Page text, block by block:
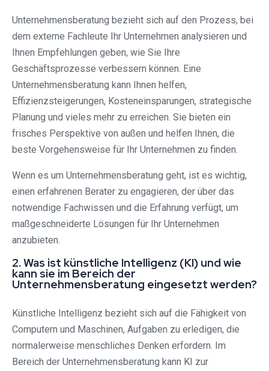
Unternehmensberatung bezieht sich auf den Prozess, bei
dem externe Fachleute Ihr Unternehmen analysieren und
Ihnen Empfehlungen geben, wie Sie Ihre
Geschäftsprozesse verbessern können. Eine
Unternehmensberatung kann Ihnen helfen,
Effizienzsteigerungen, Kosteneinsparungen, strategische
Planung und vieles mehr zu erreichen. Sie bieten ein
frisches Perspektive von außen und helfen Ihnen, die
beste Vorgehensweise für Ihr Unternehmen zu finden.
Wenn es um Unternehmensberatung geht, ist es wichtig,
einen erfahrenen Berater zu engagieren, der über das
notwendige Fachwissen und die Erfahrung verfügt, um
maßgeschneiderte Lösungen für Ihr Unternehmen
anzubieten.
2. Was ist künstliche Intelligenz (KI) und wie
kann sie im Bereich der
Unternehmensberatung eingesetzt werden?
Künstliche Intelligenz bezieht sich auf die Fähigkeit von
Computern und Maschinen, Aufgaben zu erledigen, die
normalerweise menschliches Denken erfordern. Im
Bereich der Unternehmensberatung kann KI zur